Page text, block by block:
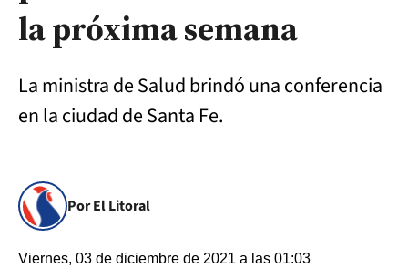
la próxima semana
La ministra de Salud brindó una conferencia
en la ciudad de Santa Fe.
Por El Litoral
Viernes, 03 de diciembre de 2021 a las 01:03